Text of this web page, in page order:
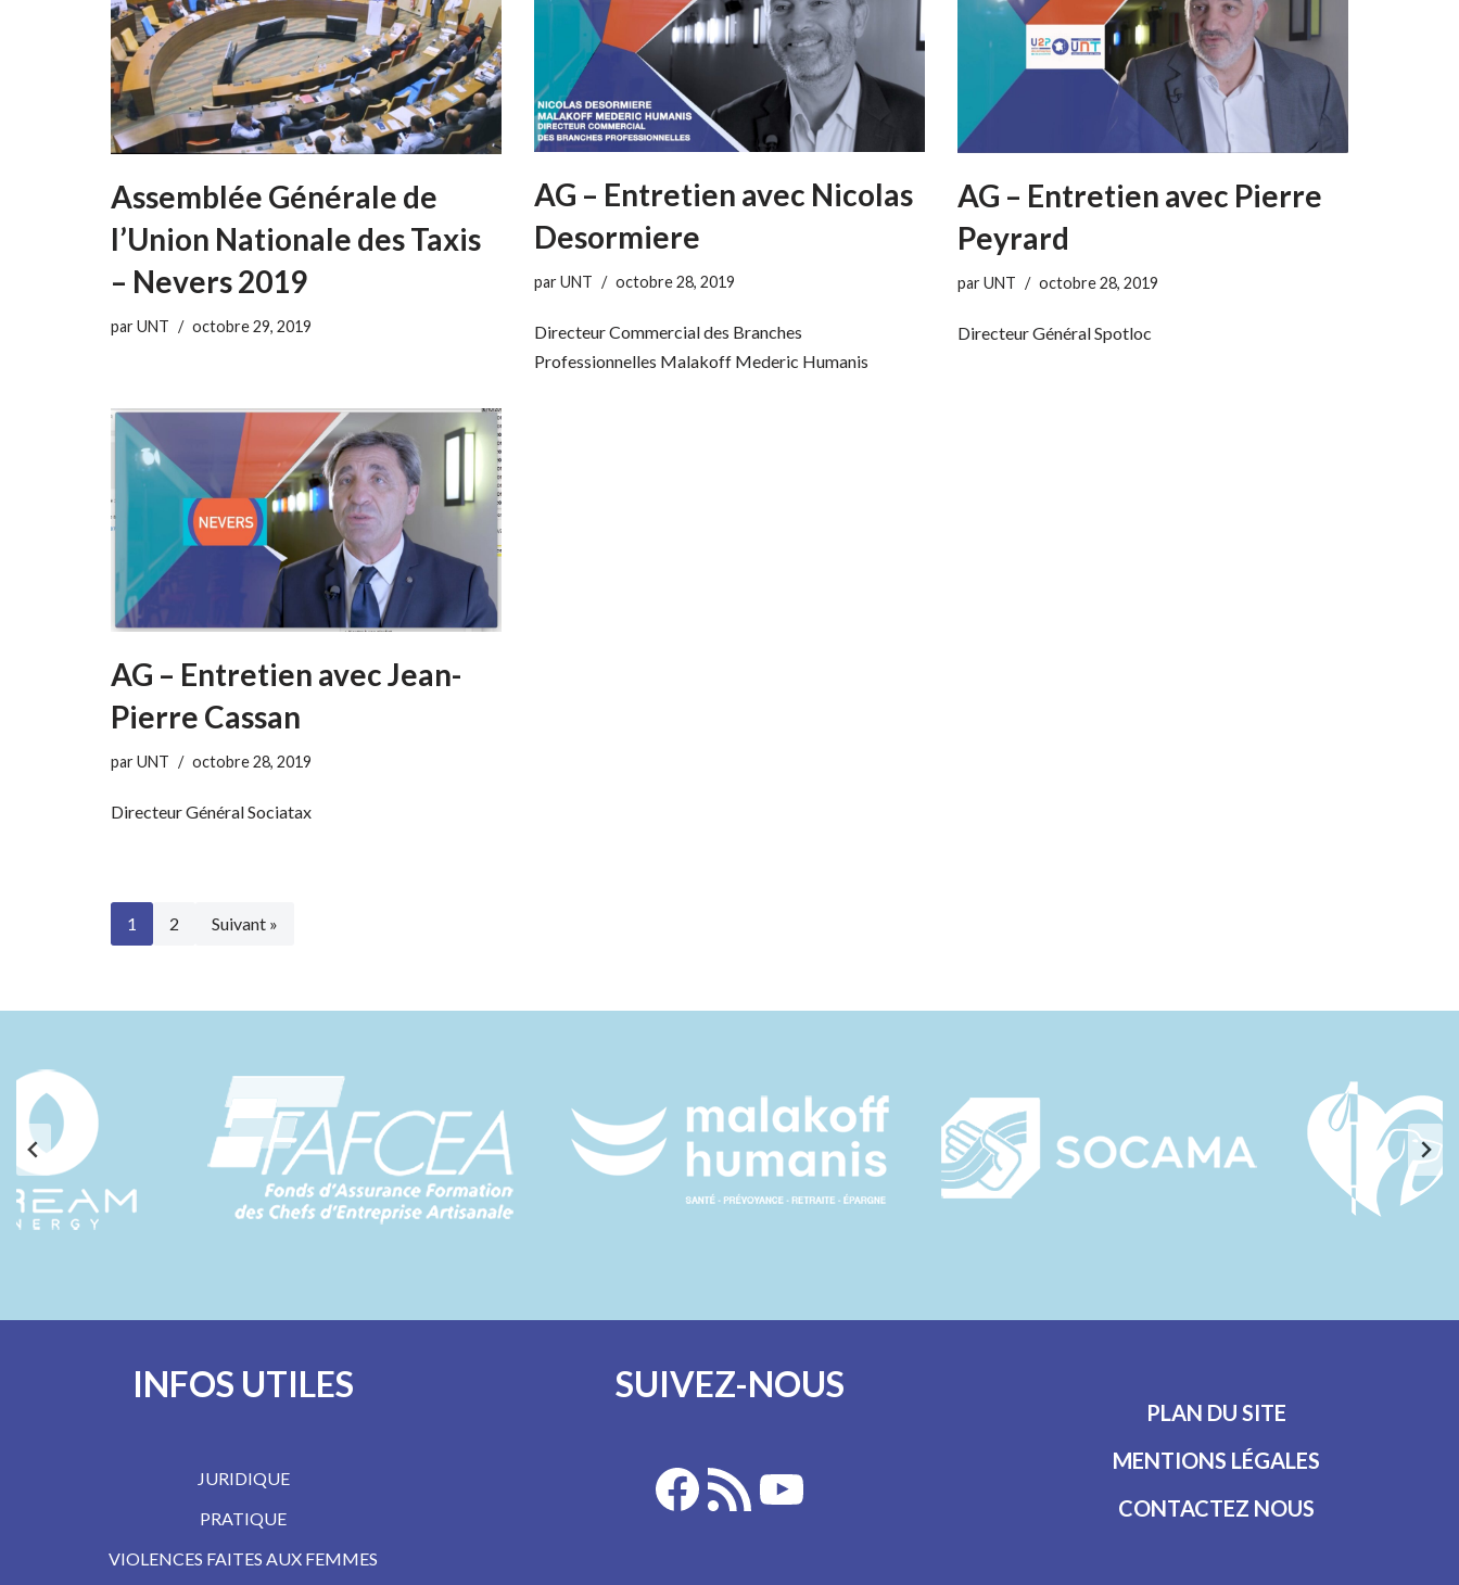
Assemblée Générale de
l’Union Nationale des Taxis
– Nevers 2019
parUNT octobre 29, 2019
AG – Entretien avec Nicolas
Desormiere
parUNT octobre 28, 2019
Directeur Commercial des Branches
Professionnelles Malakoff Mederic Humanis
AG – Entretien avec Pierre
Peyrard
parUNT octobre 28, 2019
Directeur Général Spotloc
AG – Entretien avec Jean-
Pierre Cassan
parUNT octobre 28, 2019
Directeur Général Sociatax
1 2 Suivant »
INFOS UTILES
JURIDIQUE
PRATIQUE
VIOLENCES FAITES AUX FEMMES
SUIVEZ-NOUS
PLAN DU SITE
MENTIONS LÉGALES
CONTACTEZ NOUS